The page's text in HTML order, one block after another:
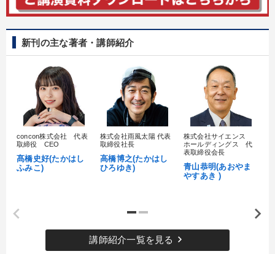
新刊の主な著者・講師紹介
concon株式会社 代表
取締役 CEO
髙橋史好(たかはし
ふみこ)
株式会社雨風太陽 代表
取締役社長
高橋博之(たかはし
ひろゆき)
株式会社サイエンス
ホールディングス 代
表取締役会長
青山恭明(あおやま
やすあき )
講師紹介一覧を見る keyboard_arrow_right